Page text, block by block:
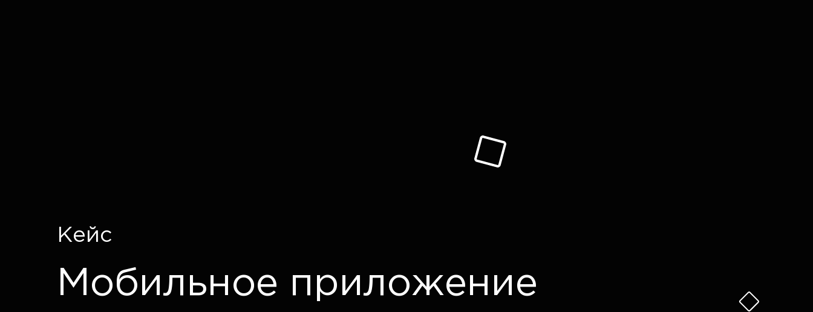
Кейс
Мобильное приложение